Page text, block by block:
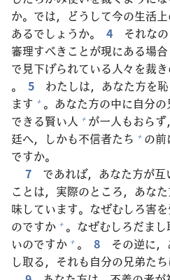
か。では，どうして今の生活 上
あるでしょうか。
4 それなの
審理すべきことが現にある場合
で 見下げられている人々 を裁
。 5 わたしは，あなた方を恥
ます + 。あなた方の中に自分の
できる賢い人 + が一人もおらず，
廷へ，しかも不信者たち + の前
ですか。
7
であれば，あなた方が互
ことは， 実際のところ，あなた
味しています。なぜむしろ害を
のですか + 。なぜむしろだまし
いのですか + 。 8 その逆に
し取る，それも自分の兄弟た